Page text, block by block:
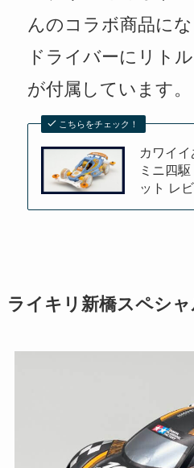
んのコラボ商品にな
ドライバーにリト
が付属しています。
こちらをチェック！
カワイ
ミニ四
ット レ
ライキリ新橋スペシ